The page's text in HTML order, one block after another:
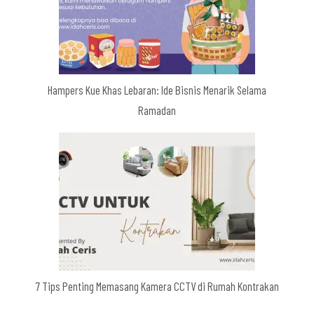
Hampers Kue Khas Lebaran: Ide Bisnis Menarik Selama
Ramadan
7 Tips Penting Memasang Kamera CCTV di Rumah Kontrakan